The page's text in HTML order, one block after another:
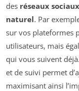
des réseaux sociaux
naturel. Par
sur vos plateformes
utilisateurs, mais
qui vous suivent
et de suivi permet
maximisant ainsi